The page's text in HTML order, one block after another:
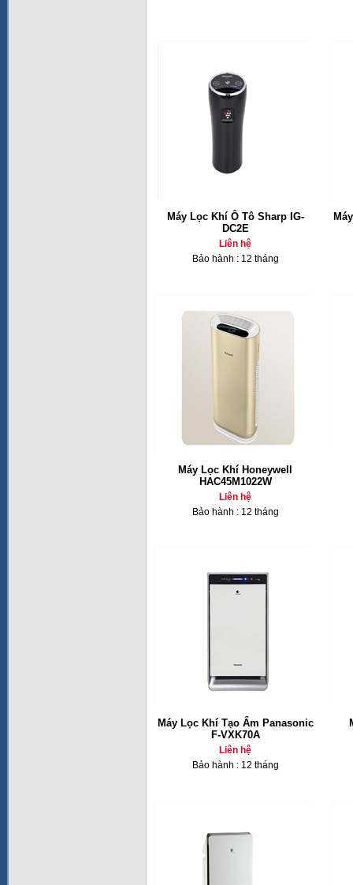
Máy Lọc Khí Ô Tô Sharp IG-
DC2E
Liên hệ
Bảo hành : 12 tháng
Máy Lọc Khí Honeywell
HAC45M1022W
Liên hệ
Bảo hành : 12 tháng
Máy Lọc Khí Tạo Ẩm Panasonic
F-VXK70A
Liên hệ
Bảo hành : 12 tháng